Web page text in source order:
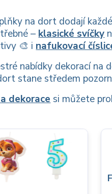
na dort dodají
– klasické svíčky
🎨 i nafukovací
nabídky dekorací
stane středem
dekorace si můžete